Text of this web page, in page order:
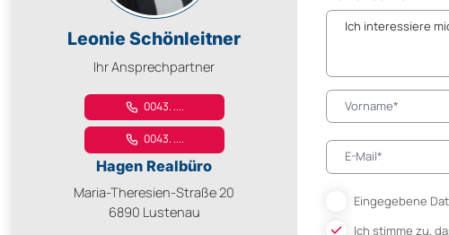
Leonie Schönleitner
Ihr Ansprechpartner
0043. ....
0043. ....
Hagen Realbüro
Maria-Theresien-Straße 20
6890 Lustenau
Eingegebene
Ich stimme zu,